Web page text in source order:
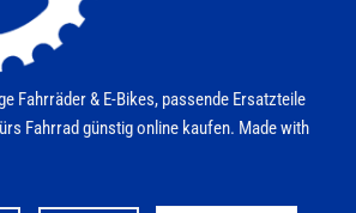
Fahrräder & E-Bikes, passende Ersatzteile
Fahrrad günstig online kaufen. Made with